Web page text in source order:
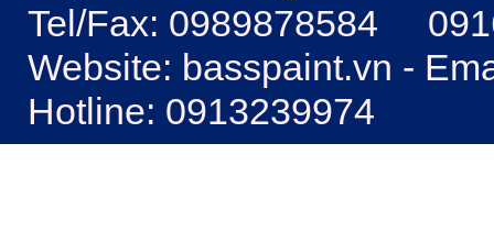
Tel/Fax: 0989878584
Website: basspaint.vn -
Hotline: 0913239974